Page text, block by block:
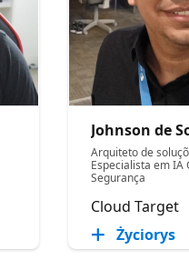
Johnson de
Arquiteto de
Especialista em IA
Segurança
Cloud Target
Życiorys